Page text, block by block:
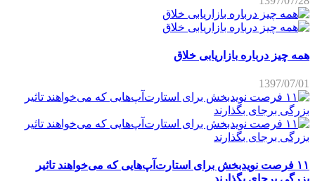
همه چیز درباره بازاریابی خلاق
1397/07/01
۱۱ فرصت نویدبخش برای استارت‌آپ‌هایی که می‌خواهند تاثیر
بزرگی برجای بگذارند